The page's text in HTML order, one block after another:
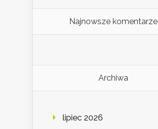
Najnowsze komentarze
Archiwa
lipiec 2026